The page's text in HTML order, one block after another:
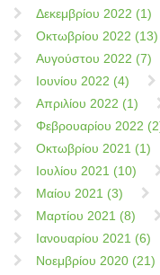
Δεκεμβρίου 2022 (1)
Οκτωβρίου 2022 (13)
Αυγούστου 2022 (7)
Ιουνίου 2022 (4)
Απριλίου 2022 (1)
Φεβρουαρίου 2022
Οκτωβρίου 2021 (1)
Ιουλίου 2021 (10)
Μαίου 2021 (3)
Μαρτίου 2021 (8)
Ιανουαρίου 2021 (6)
Νοεμβρίου 2020 (21)